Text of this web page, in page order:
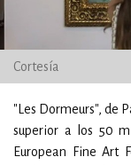
Cortesía
"Les Dormeurs", de
superior a los 50
European Fine Art